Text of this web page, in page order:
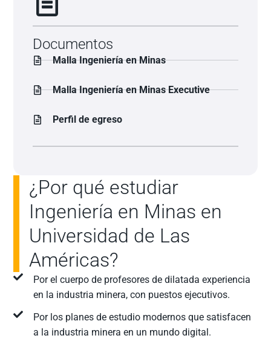
Documentos
Malla Ingeniería en Minas
Malla Ingeniería en Minas Executive
Perfil de egreso
¿Por qué estudiar
Ingeniería en Minas en
Universidad de Las
Américas?
Por el cuerpo de profesores de dilatada experiencia
en la industria minera, con puestos ejecutivos.
Por los planes de estudio modernos que satisfacen
a la industria minera en un mundo digital.